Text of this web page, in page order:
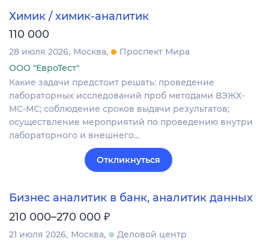
Химик / химик-аналитик
110 000
28 июля 2026 Москва
Проспект Мира
ООО "ЕвроТест"
Какие задачи предстоит решать: проведение
лабораторных исследований проб методами ВЭЖХ-
МС-МС; соблюдение сроков выдачи результатов;
осуществление мероприятий по проведению внутри
лабораторного и внешнего…
Откликнуться
Бизнес аналитик в банк, аналитик данных
210 000–270 000 ₽
21 июля 2026 Москва
Деловой центр